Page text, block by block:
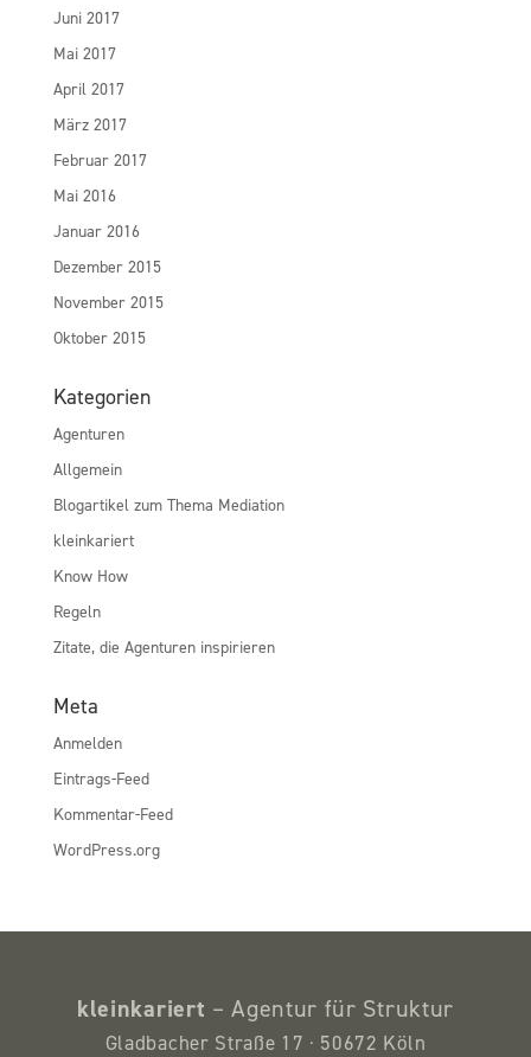
Juni 2017
Mai 2017
April 2017
März 2017
Februar 2017
Mai 2016
Januar 2016
Dezember 2015
November 2015
Oktober 2015
Kategorien
Agenturen
Allgemein
Blogartikel zum Thema Mediation
kleinkariert
Know How
Regeln
Zitate, die Agenturen inspirieren
Meta
Anmelden
Eintrags-Feed
Kommentar-Feed
WordPress.org
kleinkariert – Agentur für Struktur
Gladbacher Straße 17 · 50672 Köln